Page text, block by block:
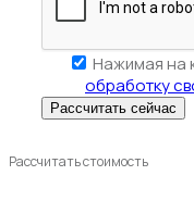
Нажимая на
обработку
Рассчитать стоимость